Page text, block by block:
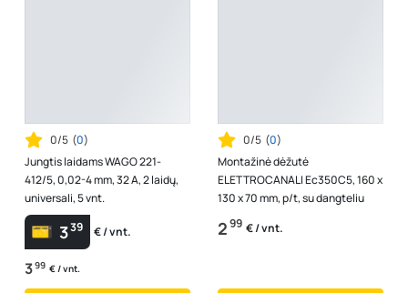
0/5 (0)
Jungtis laidams WAGO 221-
412/5, 0,02-4 mm, 32 A, 2 laidų,
universali, 5 vnt.
339 € / vnt.
399 € / vnt.
0/5 (0)
Montažinė dėžutė
ELETTROCANALI Ec350C5, 160 x
130 x 70 mm, p/t, su dangteliu
299 € / vnt.